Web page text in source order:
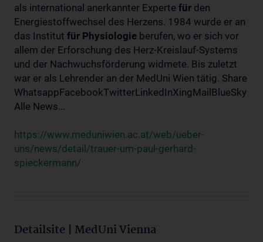
als international anerkannter Experte für den
Energiestoffwechsel des Herzens. 1984 wurde er an
das Institut für Physiologie berufen, wo er sich vor
allem der Erforschung des Herz-Kreislauf-Systems
und der Nachwuchsförderung widmete. Bis zuletzt
war er als Lehrender an der MedUni Wien tätig. Share
WhatsappFacebookTwitterLinkedInXingMailBlueSky
Alle News...
https://www.meduniwien.ac.at/web/ueber-
uns/news/detail/trauer-um-paul-gerhard-
spieckermann/
Detailsite | MedUni Vienna